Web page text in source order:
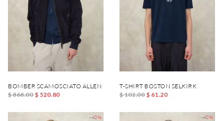
BOMBER SCAMOSCIATO ALLEN
$ 868.00 $ 520.80
T-SHIRT BOSTON SELKIRK
$ 102.00 $ 61.20
-40% -40%